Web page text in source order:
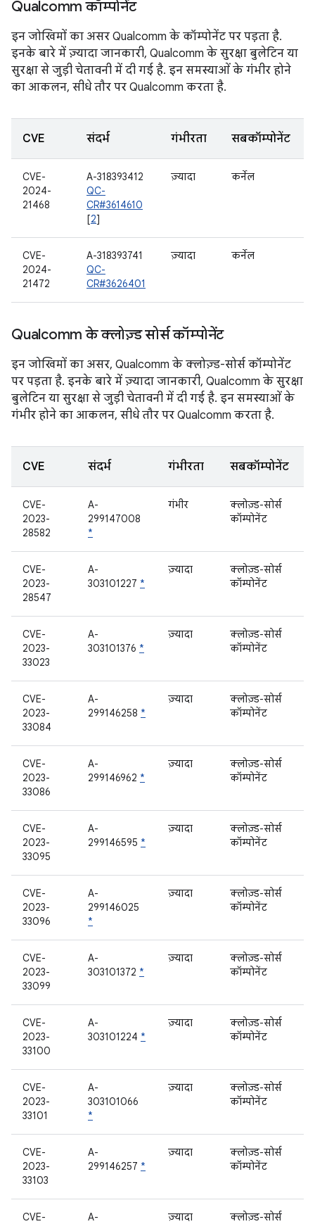
Qualcomm कॉम्पोनेंट
इन जोखिमों का असर Qualcomm के कॉम्पोनेंट पर पड़ता है.
इनके बारे में ज़्यादा जानकारी, Qualcomm के सुरक्षा बुलेटिन या
सुरक्षा से जुड़ी चेतावनी में दी गई है. इन समस्याओं के गंभीर होने
का आकलन, सीधे तौर पर Qualcomm करता है.
CVE संदर्भ गंभीरता सबकॉम्पोनेंट
CVE-
2024-
21468
A-318393412
QC-
CR#3614610
[2]
ज़्यादा कर्नेल
CVE-
2024-
21472
A-318393741
QC-
CR#3626401
ज़्यादा कर्नेल
Qualcomm के क्लोज़्ड सोर्स कॉम्पोनेंट
इन जोखिमों का असर, Qualcomm के क्लोज़्ड-सोर्स कॉम्पोनेंट
पर पड़ता है. इनके बारे में ज़्यादा जानकारी, Qualcomm के सुरक्षा
बुलेटिन या सुरक्षा से जुड़ी चेतावनी में दी गई है. इन समस्याओं के
गंभीर होने का आकलन, सीधे तौर पर Qualcomm करता है.
CVE संदर्भ गंभीरता सबकॉम्पोनेंट
CVE-
2023-
28582
A-
299147008
*
गंभीर
क्लोज़्ड-सोर्स
कॉम्पोनेंट
CVE-
2023-
28547
A-
303101227 *
ज़्यादा
क्लोज़्ड-सोर्स
कॉम्पोनेंट
CVE-
2023-
33023
A-
303101376 *
ज़्यादा
क्लोज़्ड-सोर्स
कॉम्पोनेंट
CVE-
2023-
33084
A-
299146258 *
ज़्यादा
क्लोज़्ड-सोर्स
कॉम्पोनेंट
CVE-
2023-
33086
A-
299146962 *
ज़्यादा
क्लोज़्ड-सोर्स
कॉम्पोनेंट
CVE-
2023-
33095
A-
299146595 *
ज़्यादा
क्लोज़्ड-सोर्स
कॉम्पोनेंट
CVE-
2023-
33096
A-
299146025
*
ज़्यादा
क्लोज़्ड-सोर्स
कॉम्पोनेंट
CVE-
2023-
33099
A-
303101372 *
ज़्यादा
क्लोज़्ड-सोर्स
कॉम्पोनेंट
CVE-
2023-
33100
A-
303101224 *
ज़्यादा
क्लोज़्ड-सोर्स
कॉम्पोनेंट
CVE-
2023-
33101
A-
303101066
*
ज़्यादा
क्लोज़्ड-सोर्स
कॉम्पोनेंट
CVE-
2023-
33103
A-
299146257 *
ज़्यादा
क्लोज़्ड-सोर्स
कॉम्पोनेंट
CVE-
A-
ज़्यादा
क्लोज़्ड-सोर्स